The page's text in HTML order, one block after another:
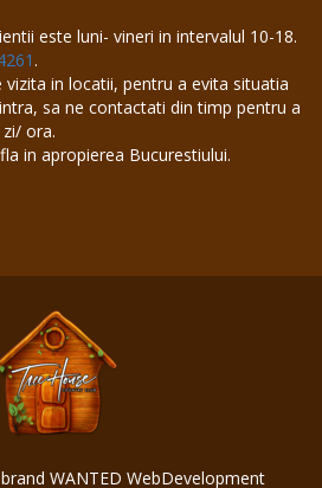
este luni- vineri in intervalul 10-18.
.
in locatii, pentru a evita situatia
sa ne contactati din timp pentru a
ora.
in apropierea Bucurestiului.
WANTED WebDevelopment